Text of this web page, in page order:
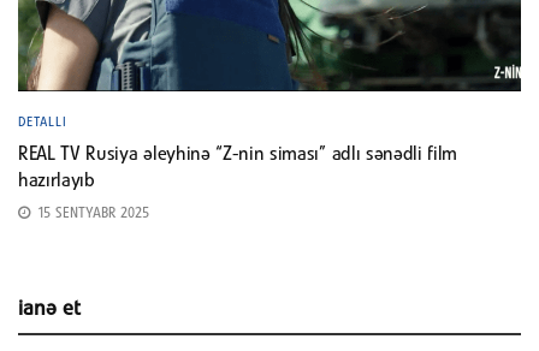
DETALLI
REAL TV Rusiya əleyhinə “Z-nin siması” adlı sənədli film
hazırlayıb
15 SENTYABR 2025
ianə et